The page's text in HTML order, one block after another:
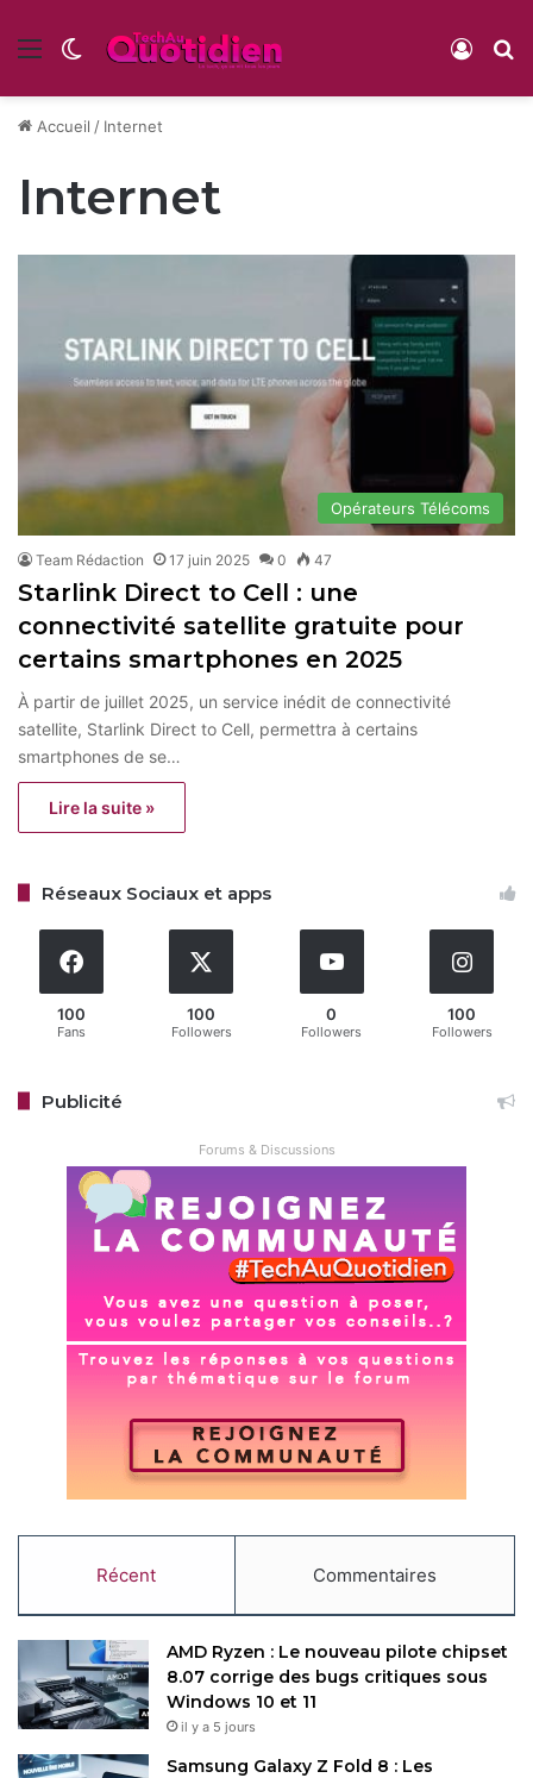
Menu Switch skin
Accueil / Internet
Internet
Opérateurs Télécoms
Team Rédaction 17 juin 2025 0 47
Starlink Direct to Cell : une
connectivité satellite gratuite pour
certains smartphones en 2025
À partir de juillet 2025, un service inédit de connectivité
satellite, Starlink Direct to Cell, permettra à certains
smartphones de se…
Lire la suite »
Réseaux Sociaux et apps
100
Fans
100
Followers
0
Followers
100
Followers
Publicité
Forums & Discussions
Récent Commentaires
AMD Ryzen : Le nouveau pilote chipset
8.07 corrige des bugs critiques sous
Windows 10 et 11
il y a 5 jours
Samsung Galaxy Z Fold 8 : Les